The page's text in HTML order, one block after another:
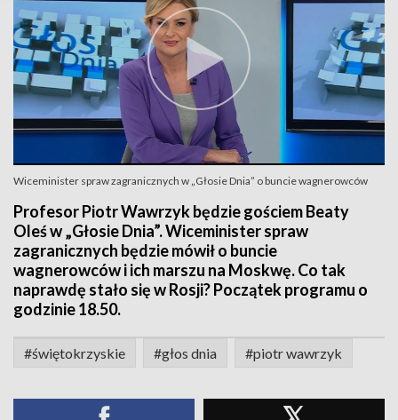
Wiceminister spraw zagranicznych w „Głosie Dnia” o buncie wagnerowców
Profesor Piotr Wawrzyk będzie gościem Beaty
Oleś w „Głosie Dnia”. Wiceminister spraw
zagranicznych będzie mówił o buncie
wagnerowców i ich marszu na Moskwę. Co tak
naprawdę stało się w Rosji? Początek programu o
godzinie 18.50.
#świętokrzyskie #głos dnia #piotr wawrzyk